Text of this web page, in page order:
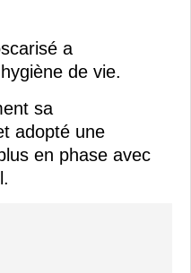
a
de vie.
sa
adopté une
en phase avec